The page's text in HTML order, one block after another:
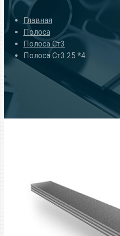
Главная
Полоса
Полоса Ст3
Полоса Ст3 25 *4